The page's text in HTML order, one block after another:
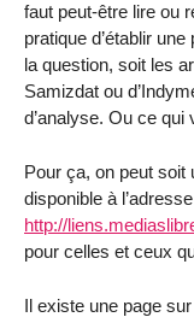
faut peut-être lire ou
pratique d’établir
la question, soit les
Samizdat ou
d’analyse. Ou ce
Pour ça, on peut soit
disponible à l’adresse
http://
pour celles et ceux
Il existe une page